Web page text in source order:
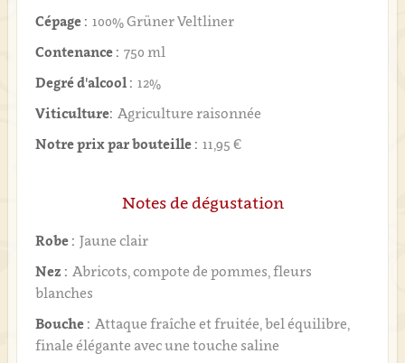
Cépage : 100% Grüner Veltliner
Contenance : 750 ml
Degré d'alcool : 12%
Viticulture: Agriculture raisonnée
Notre prix par bouteille : 11,95 €
Notes de dégustation
Robe : Jaune clair
Nez : Abricots, compote de pommes, fleurs
blanches
Bouche : Attaque fraîche et fruitée, bel équilibre,
finale élégante avec une touche saline